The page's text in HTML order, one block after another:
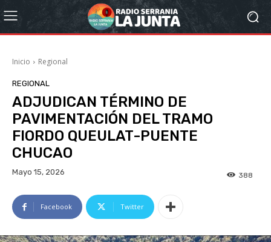
Inicio Regional
REGIONAL
ADJUDICAN TÉRMINO DE
PAVIMENTACIÓN DEL TRAMO
FIORDO QUEULAT-PUENTE
CHUCAO
Mayo 15, 2026 388
Facebook Twitter